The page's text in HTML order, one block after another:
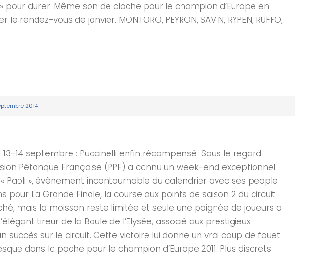
» pour durer. Même son de cloche pour le champion d’Europe en
vous de janvier. MONTORO, PEYRON, SAVIN, RYPEN, RUFFO,
2014
– 13-14 septembre : Puccinelli enfin récompensé Sous le regard
Pétanque Française (PPF) a connu un week-end exceptionnel
Paoli », évènement incontournable du calendrier avec ses people
La Grande Finale, la course aux points de saison 2 du circuit
mais la moisson reste limitée et seule une poignée de joueurs a
tireur de la Boule de l’Elysée, associé aux prestigieux
succès sur le circuit. Cette victoire lui donne un vrai coup de fouet
dans la poche pour le champion d’Europe 2011. Plus discrets